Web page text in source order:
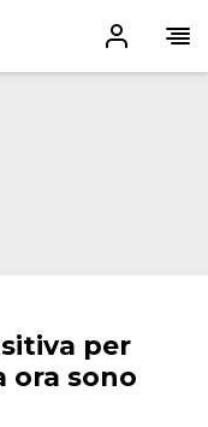
per
ora sono